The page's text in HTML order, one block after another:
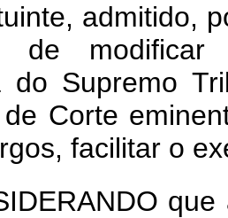
admitido,
de
do Supremo
Corte
facilitar o